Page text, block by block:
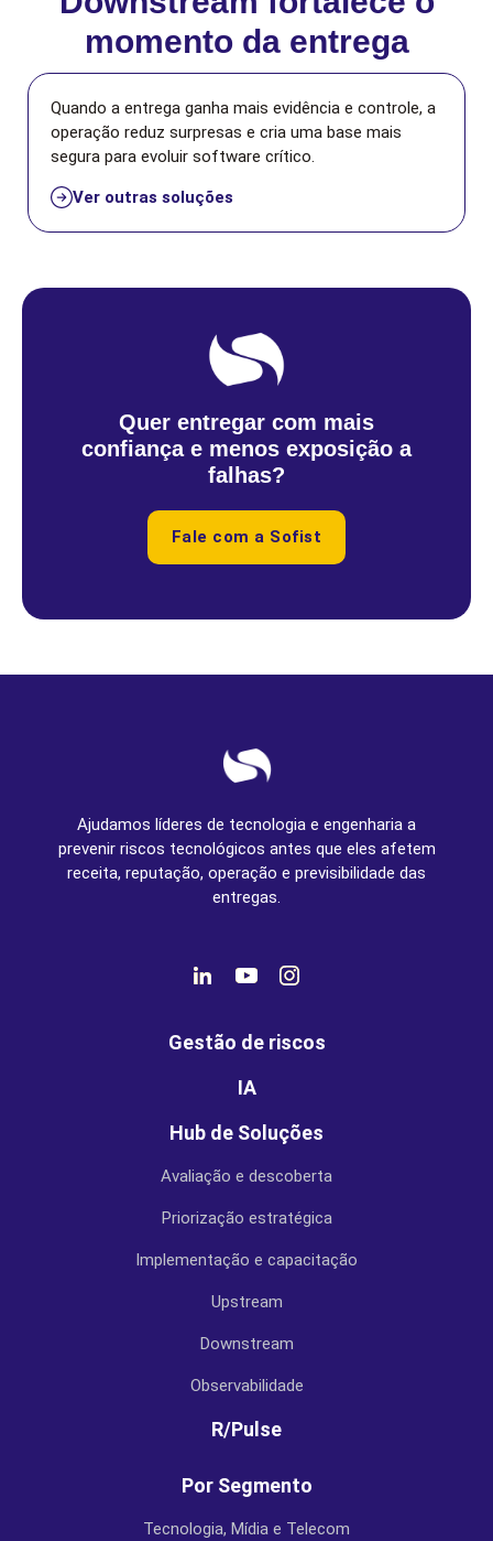
momento da entrega
Quando a entrega ganha mais evidência e controle, a
operação reduz surpresas e cria uma base mais
segura para evoluir software crítico.
Ver outras soluções
Quer entregar com mais
confiança e menos exposição a
falhas?
Fale com a Sofist
Ajudamos líderes de tecnologia e engenharia a
prevenir riscos tecnológicos antes que eles afetem
receita, reputação, operação e previsibilidade das
entregas.
Gestão de riscos
IA
Hub de Soluções
Avaliação e descoberta
Priorização estratégica
Implementação e capacitação
Upstream
Downstream
Observabilidade
R/Pulse
Por Segmento
Tecnologia, Mídia e Telecom